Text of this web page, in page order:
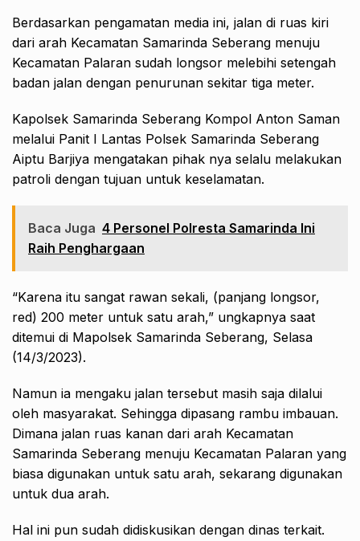
Berdasarkan pengamatan media ini, jalan di ruas kiri
dari arah Kecamatan Samarinda Seberang menuju
Kecamatan Palaran sudah longsor melebihi setengah
badan jalan dengan penurunan sekitar tiga meter.
Kapolsek Samarinda Seberang Kompol Anton Saman
melalui Panit I Lantas Polsek Samarinda Seberang
Aiptu Barjiya mengatakan pihak nya selalu melakukan
patroli dengan tujuan untuk keselamatan.
Baca Juga 4 Personel Polresta Samarinda Ini
Raih Penghargaan
“Karena itu sangat rawan sekali, (panjang longsor,
red) 200 meter untuk satu arah,” ungkapnya saat
ditemui di Mapolsek Samarinda Seberang, Selasa
(14/3/2023).
Namun ia mengaku jalan tersebut masih saja dilalui
oleh masyarakat. Sehingga dipasang rambu imbauan.
Dimana jalan ruas kanan dari arah Kecamatan
Samarinda Seberang menuju Kecamatan Palaran yang
biasa digunakan untuk satu arah, sekarang digunakan
untuk dua arah.
Hal ini pun sudah didiskusikan dengan dinas terkait.